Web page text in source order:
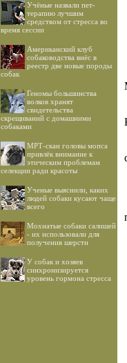
Учёные назвали пет-
терапию лучшим
средством от стресса во
время сессии
Американский клуб
собаководства внёс в
реестр две новые породы
собак
Геномы большинства
волков хранят
свидетельства
скрещиваний с домашними
собаками
МРТ-скан головы мопса
привлёк внимание к
этическим проблемам
селекции ради красоты
Ученые выяснили, каких
людей собаки кусают чаще
всего
Мохнатые собаки салишей
- их использовали для
получения шерсти
У собак и хозяев
синхронизируется
уровень гормона стресса